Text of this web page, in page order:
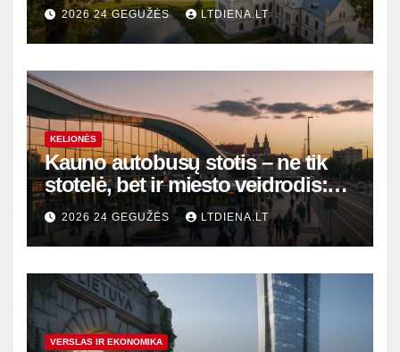
2026 24 GEGUŽĖS LTDIENA.LT
KELIONĖS
Kauno autobusų stotis – ne tik
stotelė, bet ir miesto veidrodis:
modernūs vartai į laikinąją
sostinę
2026 24 GEGUŽĖS LTDIENA.LT
VERSLAS IR EKONOMIKA